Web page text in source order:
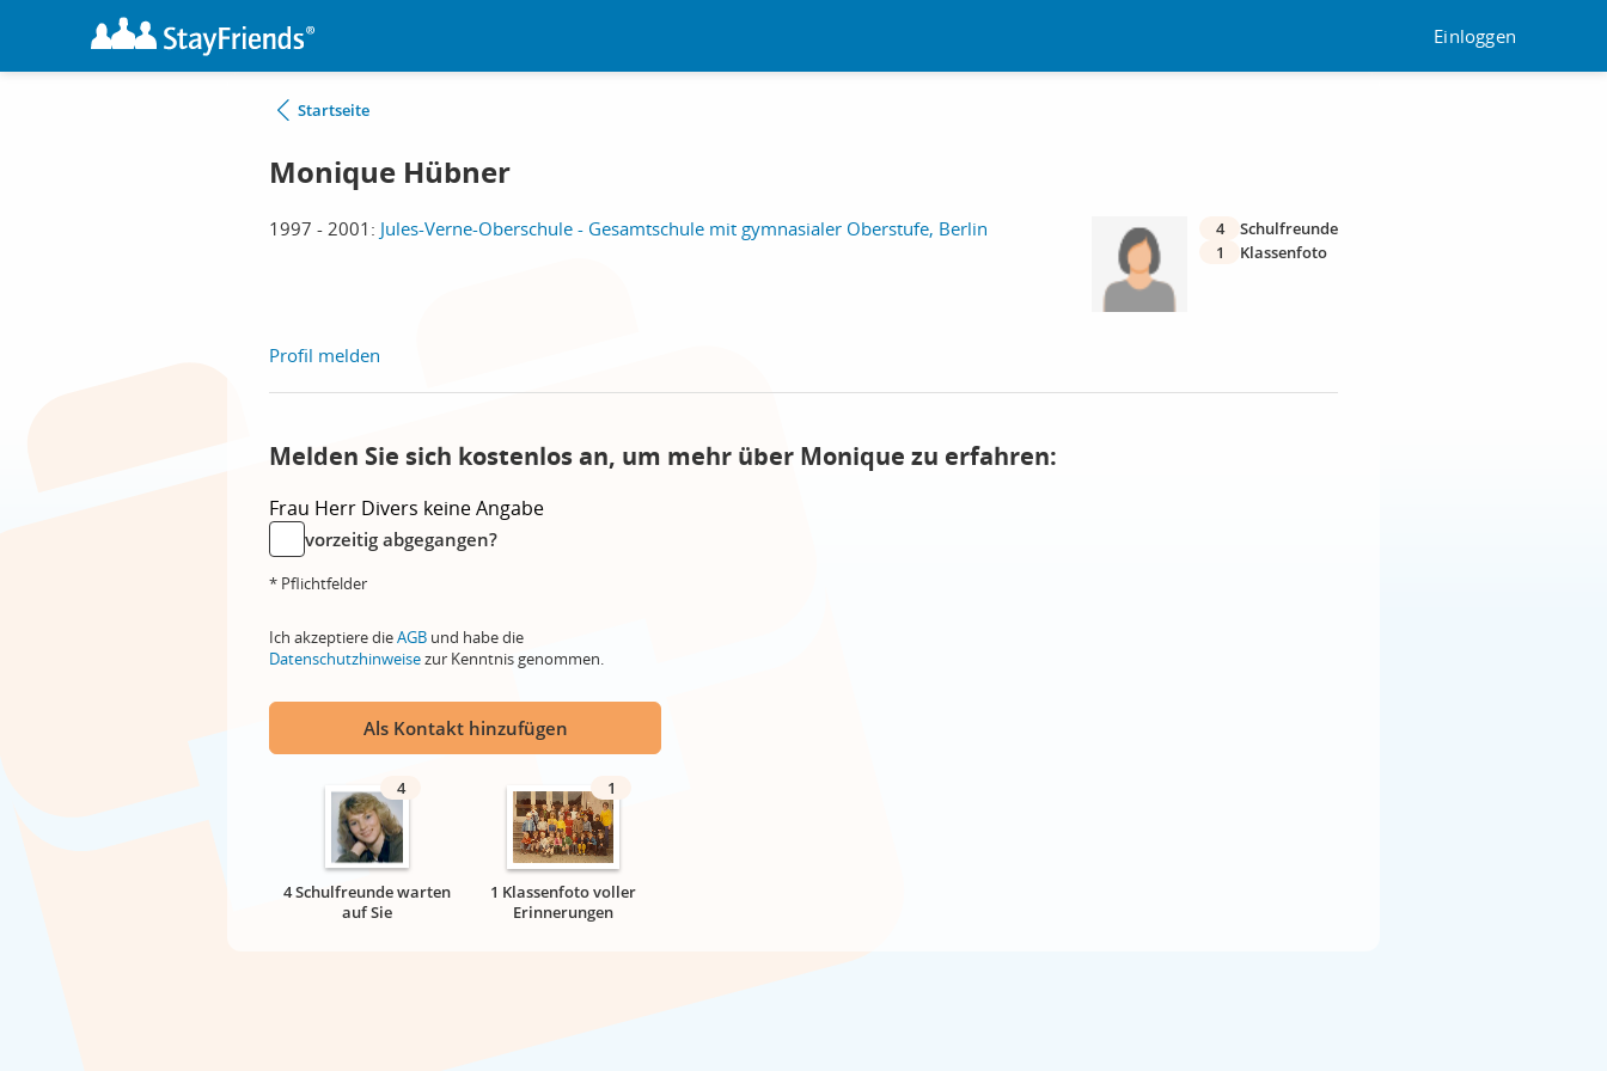
Einloggen
Startseite
Monique Hübner
1997 - 2001: Jules-Verne-Oberschule - Gesamtschule mit gymnasialer Oberstufe, Berlin 4
Schulfreunde
1
Klassenfoto
Profil melden
Melden Sie sich kostenlos an, um mehr über Monique zu erfahren:
Frau Herr Divers keine Angabe
vorzeitig abgegangen?
* Pflichtfelder
Ich akzeptiere dieAGB und habe die
Datenschutzhinweisezur Kenntnis genommen.
Als Kontakt hinzufügen
4
4 Schulfreunde warten
auf Sie
1
1 Klassenfoto voller
Erinnerungen